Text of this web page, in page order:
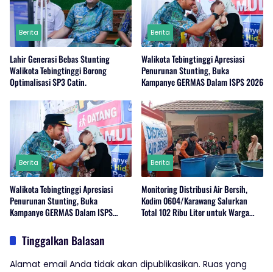
Berita
Lahir Generasi Bebas Stunting
Walikota Tebingtinggi Borong
Optimalisasi SP3 Catin.
Berita
Walikota Tebingtinggi Apresiasi
Penurunan Stunting, Buka
Kampanye GERMAS Dalam ISPS 2026
Berita
Walikota Tebingtinggi Apresiasi
Penurunan Stunting, Buka
Kampanye GERMAS Dalam ISPS
Berita
Monitoring Distribusi Air Bersih,
Kodim 0604/Karawang Salurkan
Total 102 Ribu Liter untuk Warga
Tinggalkan Balasan
Alamat email Anda tidak akan dipublikasikan. Ruas yang